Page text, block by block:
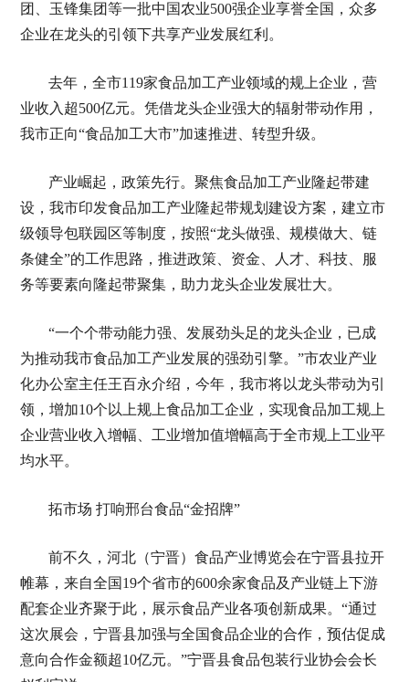
团、玉锋集团等一批中国农业500强企业享誉全国，众多
企业在龙头的引领下共享产业发展红利。
去年，全市119家食品加工产业领域的规上企业，营
业收入超500亿元。凭借龙头企业强大的辐射带动作用，
我市正向“食品加工大市”加速推进、转型升级。
产业崛起，政策先行。聚焦食品加工产业隆起带建
设，我市印发食品加工产业隆起带规划建设方案，建立市
级领导包联园区等制度，按照“龙头做强、规模做大、链
条健全”的工作思路，推进政策、资金、人才、科技、服
务等要素向隆起带聚集，助力龙头企业发展壮大。
“一个个带动能力强、发展劲头足的龙头企业，已成
为推动我市食品加工产业发展的强劲引擎。”市农业产业
化办公室主任王百永介绍，今年，我市将以龙头带动为引
领，增加10个以上规上食品加工企业，实现食品加工规上
企业营业收入增幅、工业增加值增幅高于全市规上工业平
均水平。
拓市场 打响邢台食品“金招牌”
前不久，河北（宁晋）食品产业博览会在宁晋县拉开
帷幕，来自全国19个省市的600余家食品及产业链上下游
配套企业齐聚于此，展示食品产业各项创新成果。“通过
这次展会，宁晋县加强与全国食品企业的合作，预估促成
意向合作金额超10亿元。”宁晋县食品包装行业协会会长